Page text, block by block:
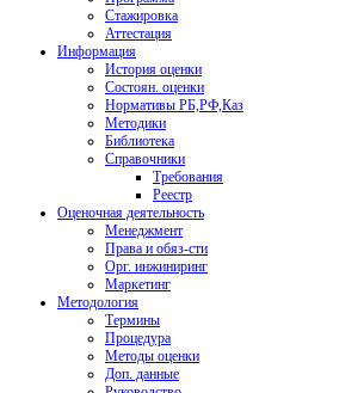
Стажировка
Аттестация
Информация
История оценки
Состоян. оценки
Нормативы РБ,РФ,Каз
Методики
Библиотека
Справочники
Требования
Реестр
Оценочная деятельность
Менеджмент
Права и обяз-сти
Орг. инжиниринг
Маркетинг
Методология
Термины
Процедура
Методы оценки
Доп. данные